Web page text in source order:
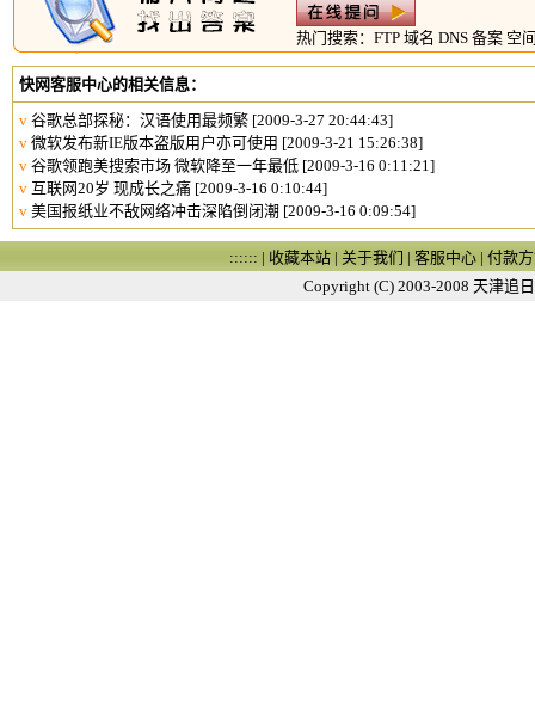
热门搜索： FTP 域名 DNS 备案 空
快网客服中心的相关信息：
v 谷歌总部探秘：汉语使用最频繁 [2009-3-27 20:44:43]
v 微软发布新IE版本盗版用户亦可使用 [2009-3-21 15:26:38]
v 谷歌领跑美搜索市场 微软降至一年最低 [2009-3-16 0:11:21]
v 互联网20岁 现成长之痛 [2009-3-16 0:10:44]
v 美国报纸业不敌网络冲击深陷倒闭潮 [2009-3-16 0:09:54]
:::::: | 收藏本站 | 关于我们 | 客服中心 | 付款
Copyright (C) 2003-2008 天津追